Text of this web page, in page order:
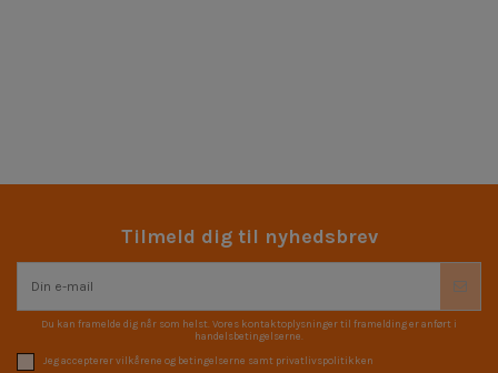
Tilmeld dig til nyhedsbrev
Du kan framelde dig når som helst. Vores kontaktoplysninger til framelding er anført i
handelsbetingelserne.
Jeg accepterer vilkårene og betingelserne samt privatlivspolitikken